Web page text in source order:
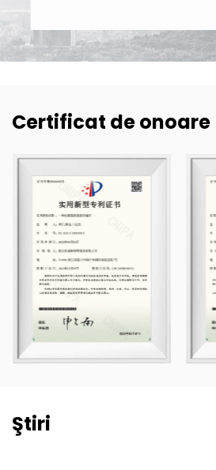
Certificat de onoare
Ştiri